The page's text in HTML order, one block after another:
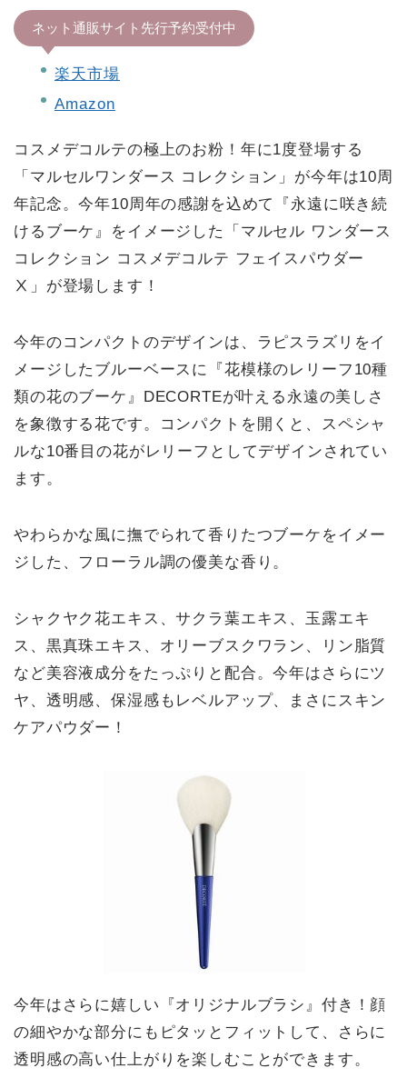
ネット通販サイト先行予約受付中
楽天市場
Amazon
コスメデコルテの極上のお粉！年に1度登場する
「マルセルワンダース コレクション」が今年は10周
年記念。今年10周年の感謝を込めて『永遠に咲き続
けるブーケ』をイメージした「マルセル ワンダース
コレクション コスメデコルテ フェイスパウダー
Ⅹ」が登場します！
今年のコンパクトのデザインは、ラピスラズリをイ
メージしたブルーベースに『花模様のレリーフ10種
類の花のブーケ』DECORTEが叶える永遠の美しさ
を象徴する花です。コンパクトを開くと、スペシャ
ルな10番目の花がレリーフとしてデザインされてい
ます。
やわらかな風に撫でられて香りたつブーケをイメー
ジした、フローラル調の優美な香り。
シャクヤク花エキス、サクラ葉エキス、玉露エキ
ス、黒真珠エキス、オリーブスクワラン、リン脂質
など美容液成分をたっぷりと配合。今年はさらにツ
ヤ、透明感、保湿感もレベルアップ、まさにスキン
ケアパウダー！
今年はさらに嬉しい『オリジナルブラシ』付き！顔
の細やかな部分にもピタッとフィットして、さらに
透明感の高い仕上がりを楽しむことができます。